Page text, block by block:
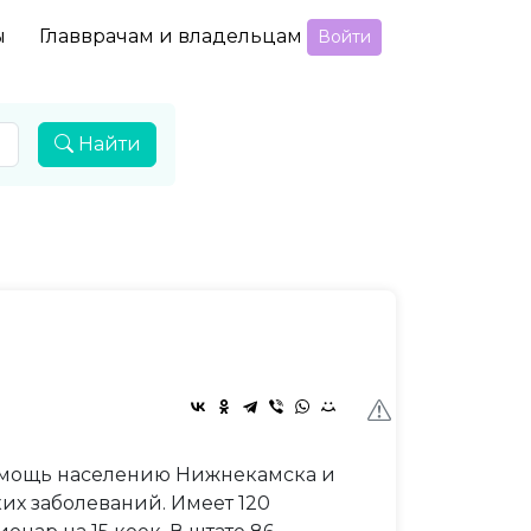
Главврачам и владельцам Войти
Найти
населению Нижнекамска и
заболеваний. Имеет 120